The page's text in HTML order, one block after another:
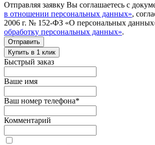
Отправляя заявку Вы соглашаетесь с
в отношении персональных данных»,
2006 г. № 152-ФЗ «О персональных
обработку персональных данных».
Отправить
Купить в 1 клик
Быстрый заказ
Ваше имя
Ваш номер телефона*
Комментарий